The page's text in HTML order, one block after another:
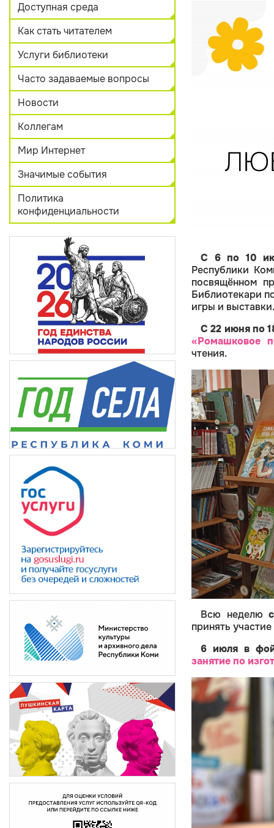
Доступная среда
Как стать читателем
Услуги библиотеки
Часто задаваемые вопросы
Новости
Коллегам
Мир Интернет
Значимые события
Политика
конфиденциальности
С 6 по 10
Республики
посвящённом
Библиотекари
игры и выставки.
С 22 июня по
«Ромашковое
чтения.
Всю неделю
принять
6 июля в
занятие по